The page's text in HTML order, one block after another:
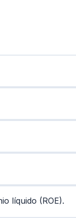
líquido (ROE).